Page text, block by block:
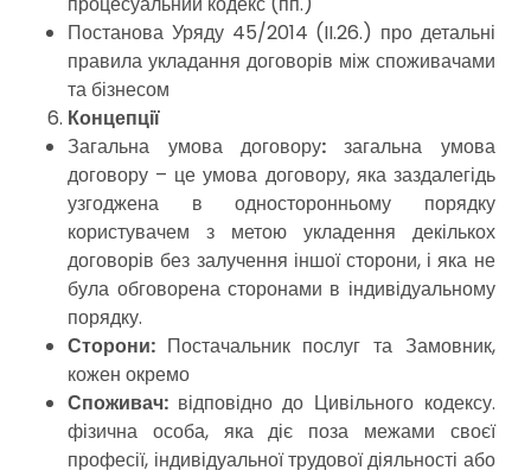
Постанова Уряду 45/2014 (II.26.) про детальні
правила укладання договорів між споживачами
та бізнесом
Концепції
Загальна умова договору:загальна умова
договору – це умова договору, яка заздалегідь
узгоджена в односторонньому порядку
користувачем з метою укладення декількох
договорів без залучення іншої сторони, і яка не
була обговорена сторонами в індивідуальному
порядку.
Сторони: Постачальник послуг та Замовник,
кожен окремо
Споживач: відповідно до Цивільного кодексу.
фізична особа, яка діє поза межами своєї
професії, індивідуальної трудової діяльності або